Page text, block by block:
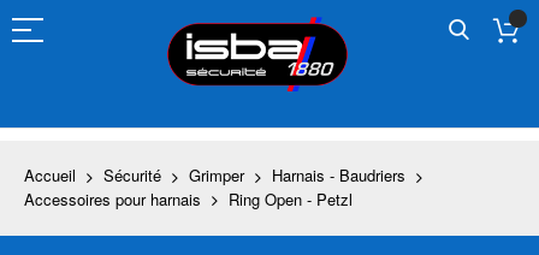
au
contenu
Accueil Sécurité Grimper
Harnais - Baudriers
Accessoires pour harnais
Ring Open - Petzl